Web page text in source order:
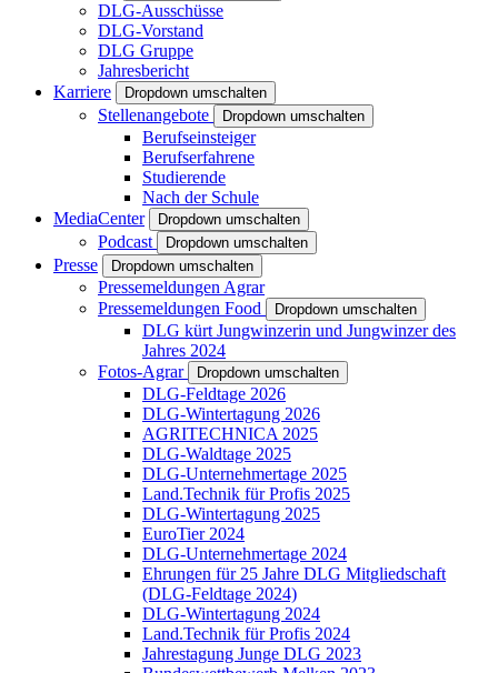
DLG-Ausschüsse
DLG-Vorstand
DLG Gruppe
Jahresbericht
Karriere
Dropdown umschalten
Stellenangebote Dropdown umschalten
Berufseinsteiger
Berufserfahrene
Studierende
Nach der Schule
MediaCenter
Dropdown umschalten
Podcast Dropdown umschalten
Presse Dropdown umschalten
Pressemeldungen Agrar
Pressemeldungen Food
Dropdown umschalten
DLG kürt Jungwinzerin und Jungwinzer des
Jahres 2024
Fotos-Agrar
Dropdown umschalten
DLG-Feldtage 2026
DLG-Wintertagung 2026
AGRITECHNICA 2025
DLG-Waldtage 2025
DLG-Unternehmertage 2025
Land.Technik für Profis 2025
DLG-Wintertagung 2025
EuroTier 2024
DLG-Unternehmertage 2024
Ehrungen für 25 Jahre DLG Mitgliedschaft
(DLG-Feldtage 2024)
DLG-Wintertagung 2024
Land.Technik für Profis 2024
Jahrestagung Junge DLG 2023